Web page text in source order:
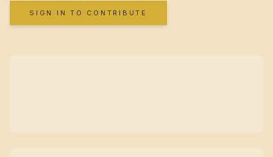
SIGN IN TO CONTRIBUTE